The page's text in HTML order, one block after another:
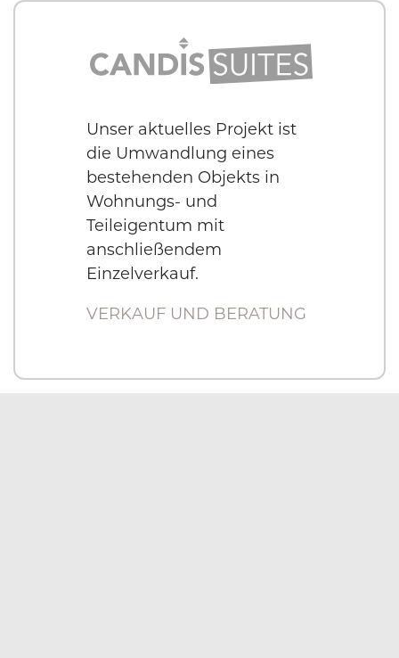
Unser aktuelles Projekt ist
die Umwandlung eines
bestehenden Objekts in
Wohnungs- und
Teileigentum mit
anschließendem
Einzelverkauf.
VERKAUF UND BERATUNG